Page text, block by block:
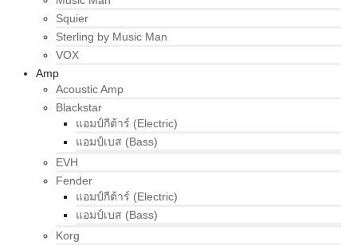
Squier
Sterling by Music Man
VOX
Amp
Acoustic Amp
Blackstar
แอมป์กีต้าร์ (Electric)
แอมป์เบส (Bass)
EVH
Fender
แอมป์กีต้าร์ (Electric)
แอมป์เบส (Bass)
Korg